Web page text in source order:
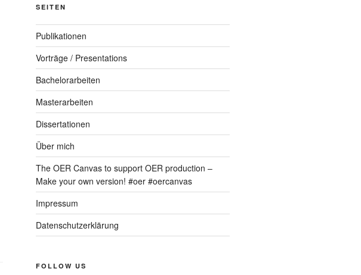
SEITEN
Publikationen
Vorträge / Presentations
Bachelorarbeiten
Masterarbeiten
Dissertationen
Über mich
The OER Canvas to support OER production –
Make your own version! #oer #oercanvas
Impressum
Datenschutzerklärung
FOLLOW US